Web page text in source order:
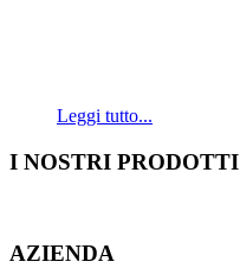
Leggi tutto...
I NOSTRI PRODOTTI
AZIENDA